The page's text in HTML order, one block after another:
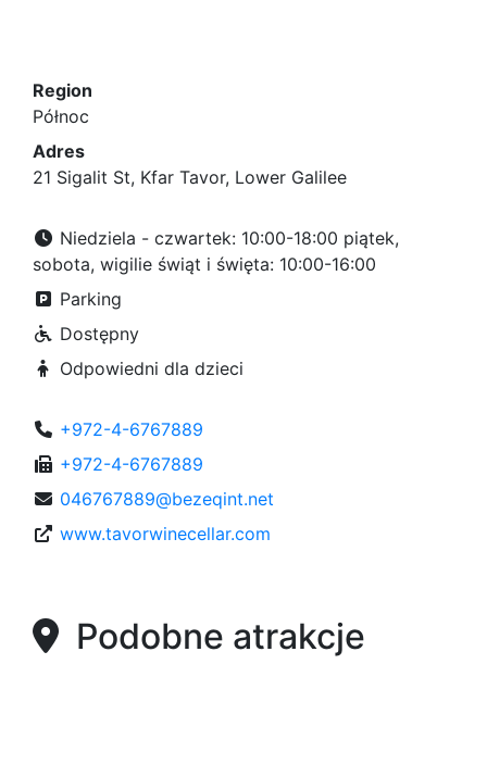
Region
Północ
Adres
21 Sigalit St, Kfar Tavor, Lower Galilee
Niedziela - czwartek: 10:00-18:00 piątek,
sobota, wigilie świąt i święta: 10:00-16:00
Parking
Dostępny
Odpowiedni dla dzieci
+972-4-6767889
+972-4-6767889
046767889@bezeqint.net
www.tavorwinecellar.com
Podobne atrakcje